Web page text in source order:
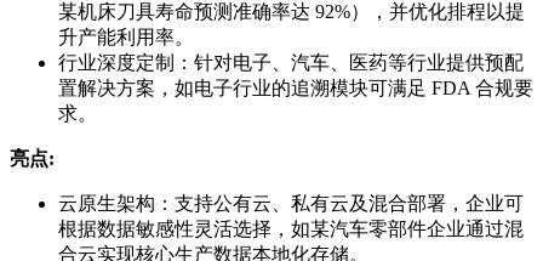
某机床刀具寿命预测准确率达 92%），并优化排程以提
升产能利用率。
行业深度定制：针对电子、汽车、医药等行业提供预配
置解决方案，如电子行业的追溯模块可满足 FDA 合规要
求。
亮点:
云原生架构：支持公有云、私有云及混合部署，企业可
根据数据敏感性灵活选择，如某汽车零部件企业通过混
合云实现核心生产数据本地化存储。